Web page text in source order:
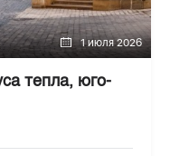
1 июля 2026
тепла, юго-